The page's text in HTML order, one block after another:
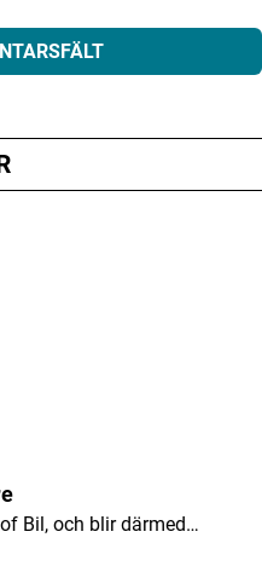
publiceras.
Bil, och blir därmed…